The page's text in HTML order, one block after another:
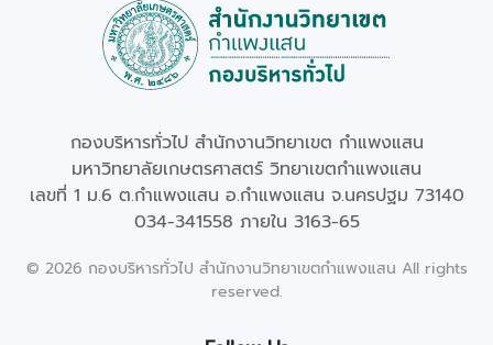
กองบริหารทั่วไป สำนักงานวิทยาเขต กำแพงแสน
มหาวิทยาลัยเกษตรศาสตร์ วิทยาเขตกำแพงแสน
เลขที่ 1 ม.6 ต.กำแพงแสน อ.กำแพงแสน จ.นครปฐม 73140
034-341558 ภายใน 3163-65
© 2026 กองบริหารทั่วไป สำนักงานวิทยาเขตกำแพงแสน All rights
reserved.